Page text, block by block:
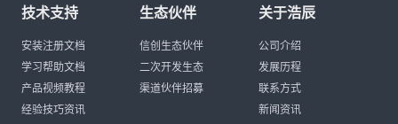
技术支持
安装注册文档
学习帮助文档
产品视频教程
经验技巧资讯
生态伙伴
信创生态伙伴
二次开发生态
渠道伙伴招募
关于浩辰
公司介绍
发展历程
联系方式
新闻资讯